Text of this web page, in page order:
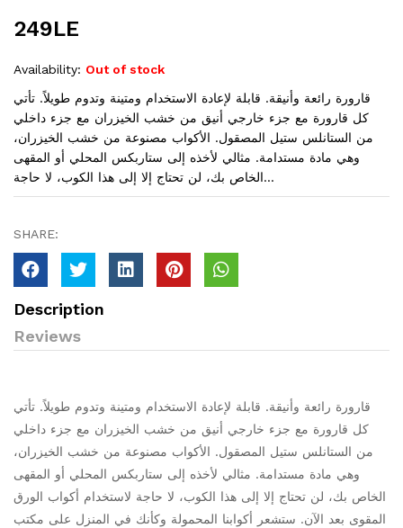
249LE
Availability: Out of stock
قارورة رائعة وأنيقة. قابلة لإعادة الاستخدام ومتينة وتدوم طويلاً. تأتي
كل قارورة مع جزء خارجي أنيق من خشب الخيزران مع جزء داخلي
من الستانلس ستيل المصقول. الأكواب مصنوعة من خشب الخيزران،
وهي مادة مستدامة. مثالي لأخذه إلى ستاربكس المحلي أو المقهى
الخاص بك، لن تحتاج إلا إلى هذا الكوب، لا حاجة...
SHARE:
Description
Reviews
قارورة رائعة وأنيقة. قابلة لإعادة الاستخدام ومتينة وتدوم طويلاً. تأتي
كل قارورة مع جزء خارجي أنيق من خشب الخيزران مع جزء داخلي
من الستانلس ستيل المصقول. الأكواب مصنوعة من خشب الخيزران،
وهي مادة مستدامة. مثالي لأخذه إلى ستاربكس المحلي أو المقهى
الخاص بك، لن تحتاج إلا إلى هذا الكوب، لا حاجة لاستخدام أكواب الورق
المقوى بعد الآن. ستشعر أكوابنا المحمولة وكأنك في المنزل على مكتب